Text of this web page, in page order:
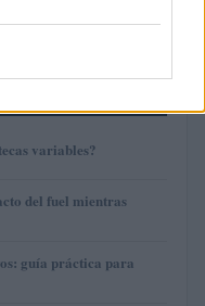
variables?
del fuel mientras
guía práctica para